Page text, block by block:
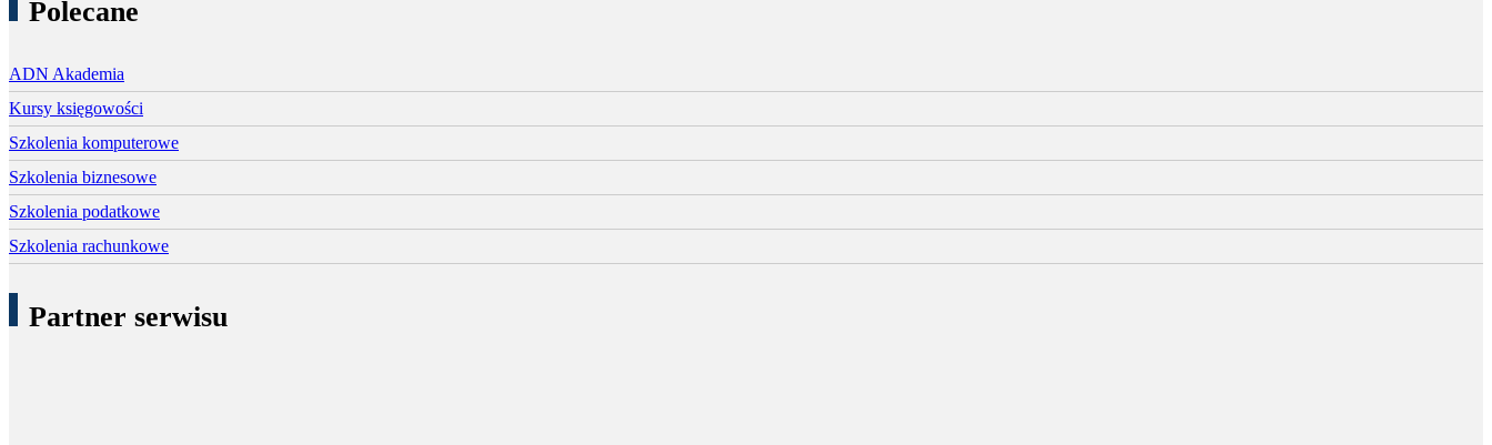
Polecane
ADN Akademia
Kursy księgowości
Szkolenia komputerowe
Szkolenia biznesowe
Szkolenia podatkowe
Szkolenia rachunkowe
Partner serwisu